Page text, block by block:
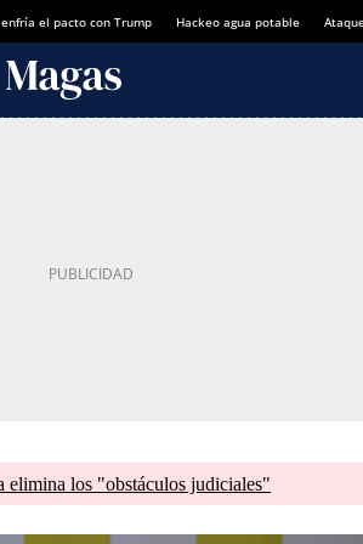
el pacto con Trump Hackeo agua potable
elimina los "obstáculos judiciales"